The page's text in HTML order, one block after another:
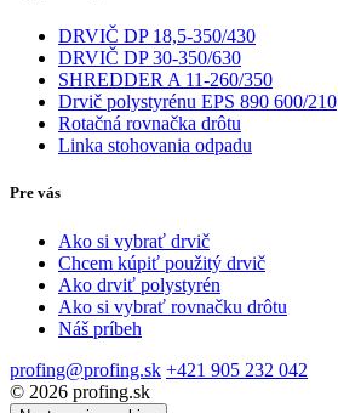
DRVIČ DP 18,5-350/430
DRVIČ DP 30-350/630
SHREDDER A 11-260/350
Drvič polystyrénu EPS 890 600/210
Rotačná rovnačka drôtu
Linka stohovania odpadu
Pre vás
Ako si vybrať drvič
Chcem kúpiť použitý drvič
Ako drviť polystyrén
Ako si vybrať rovnačku drôtu
Náš príbeh
profing@profing.sk +421 905 232 042
© 2026 profing.sk